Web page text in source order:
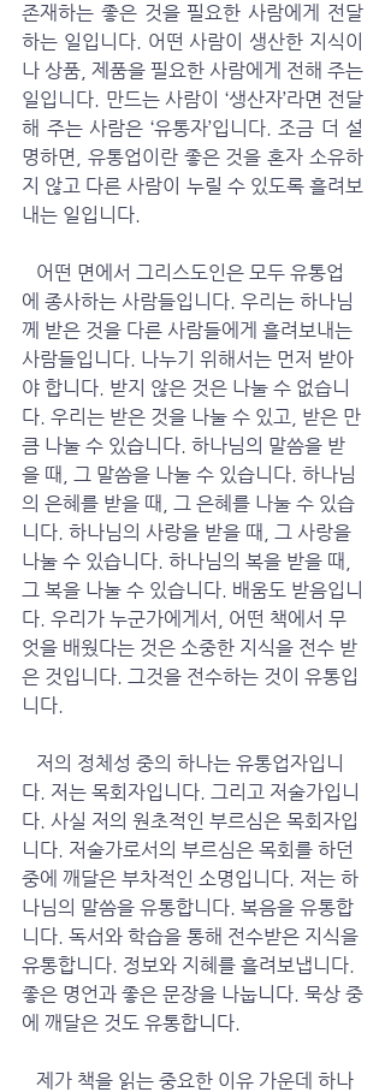
존재하는 좋은 것을 필요한 사람에게 전달
하는 일입니다. 어떤 사람이 생산한 지식이
나 상품, 제품을 필요한 사람에게 전해 주는
일입니다. 만드는 사람이 ‘생산자’라면 전달
해 주는 사람은 ‘유통자’입니다. 조금 더 설
명하면, 유통업이란 좋은 것을 혼자 소유하
지 않고 다른 사람이 누릴 수 있도록 흘려보
내는 일입니다.
에 종사하는 사람들입니다. 우리는 하나님
께 받은 것을 다른 사람들에게 흘려보내는
사람들입니다. 나누기 위해서는 먼저 받아
야 합니다. 받지 않은 것은 나눌 수 없습니
다. 우리는 받은 것을 나눌 수 있고, 받은 만
큼 나눌 수 있습니다. 하나님의 말씀을 받
을 때, 그 말씀을 나눌 수 있습니다. 하나님
의 은혜를 받을 때, 그 은혜를 나눌 수 있습
니다. 하나님의 사랑을 받을 때, 그 사랑을
나눌 수 있습니다. 하나님의 복을 받을 때,
그 복을 나눌 수 있습니다. 배움도 받음입니
다. 우리가 누군가에게서, 어떤 책에서 무
엇을 배웠다는 것은 소중한 지식을 전수 받
은 것입니다. 그것을 전수하는 것이 유통입
니다.
다. 저는 목회자입니다. 그리고 저술가입니
다. 사실 저의 원초적인 부르심은 목회자입
니다. 저술가로서의 부르심은 목회를 하던
중에 깨달은 부차적인 소명입니다. 저는 하
나님의 말씀을 유통합니다. 복음을 유통합
니다. 독서와 학습을 통해 전수받은 지식을
유통합니다. 정보와 지혜를 흘려보냅니다.
좋은 명언과 좋은 문장을 나눕니다. 묵상 중
에 깨달은 것도 유통합니다.